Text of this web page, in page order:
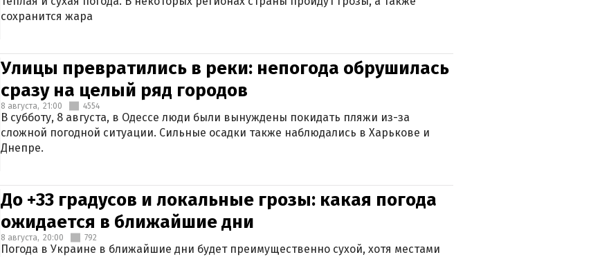
сохранится жара
Улицы превратились в реки: непогода обрушилась
сразу на целый ряд городов
8 августа, 21:00 4554
В субботу, 8 августа, в Одессе люди были вынуждены покидать пляжи из-за
сложной погодной ситуации. Сильные осадки также наблюдались в Харькове и
Днепре.
До +33 градусов и локальные грозы: какая погода
ожидается в ближайшие дни
8 августа, 20:00 792
Погода в Украине в ближайшие дни будет преимущественно сухой, хотя местами